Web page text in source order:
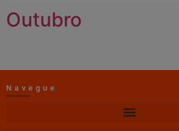
Outubro
Navegue